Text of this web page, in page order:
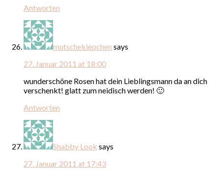
Antworten
mutschekiepchen says
27. Januar 2011 at 18:00
wunderschöne Rosen hat dein Lieblingsmann da an dich
verschenkt! glatt zum neidisch werden! 🙂
Antworten
Shabby Look says
27. Januar 2011 at 17:43